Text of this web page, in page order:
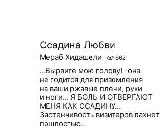
Ссадина Любви
Мераб Хидашели 662
…Вырвите мою голову! -она
не годится для приземления
на ваши ржавые плечи, руки
и ноги… Я БОЛЬ И ОТВЕРГАЮТ
МЕНЯ КАК ССАДИНУ…
Застенчивость визитеров пахнет
пошлостью…